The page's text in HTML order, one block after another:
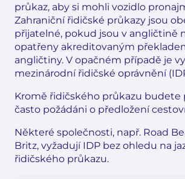
průkaz, aby si mohli vozidlo
Zahraniční řidičské průkazy jsou
přijatelné, pokud jsou v angličtině
opatřeny akreditovaným
angličtiny. V opačném případě je
mezinárodní řidičské oprávnění
Kromě řidičského průkazu budete
často požádáni o předložení
Některé společnosti, např. Road
Britz, vyžadují IDP bez ohledu na
řidičského průkazu.